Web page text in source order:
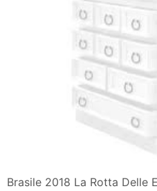
Brasile 2018 La Rotta Delle